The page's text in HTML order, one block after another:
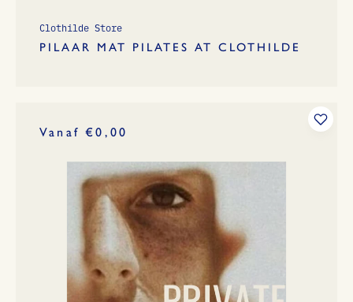
Clothilde Store
PILAAR MAT PILATES AT CLOTHILDE
Vanaf €0,00